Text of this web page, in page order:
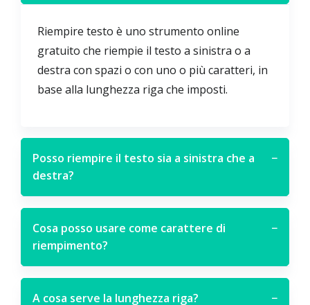
Riempire testo è uno strumento online
gratuito che riempie il testo a sinistra o a
destra con spazi o con uno o più caratteri, in
base alla lunghezza riga che imposti.
Posso riempire il testo sia a sinistra che a
destra?
−
Cosa posso usare come carattere di
riempimento?
−
A cosa serve la lunghezza riga? −